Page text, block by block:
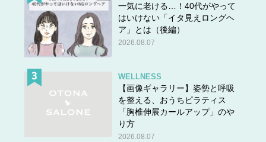
一気に老ける…！40代がやって
はいけない「イタ見えロングヘ
ア」とは（後編）
2026.08.07
WELLNESS
【画像ギャラリー】姿勢と呼吸
を整える、おうちピラティス
「胸椎伸展カールアップ」のや
り方
2026.08.07